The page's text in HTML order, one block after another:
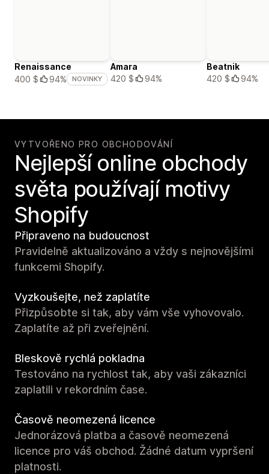
Renaissance
400 $
94% NOVINKY
Amara
420 $
94%
Beatnik
420 $
94%
VYTVOŘENO PRO OBCHODOVÁNÍ
Nejlepší online obchody
světa používají motivy
Shopify
Připraveno na budoucnost
Pravidelně aktualizováno a vždy s nejnovějšími
funkcemi Shopify.
Vyzkoušejte, než zaplatíte
Přizpůsobte si tak, aby vám vše vyhovovalo.
Zaplatíte až při zveřejnění.
Bleskově rychlá pokladna
Testováno na rychlost tak, aby vaši zákazníci
zaplatili v rekordním čase.
Časově neomezená licence
Jednorázová platba a časově neomezená
licence pro váš obchod. Žádné datum vypršení
platnosti.